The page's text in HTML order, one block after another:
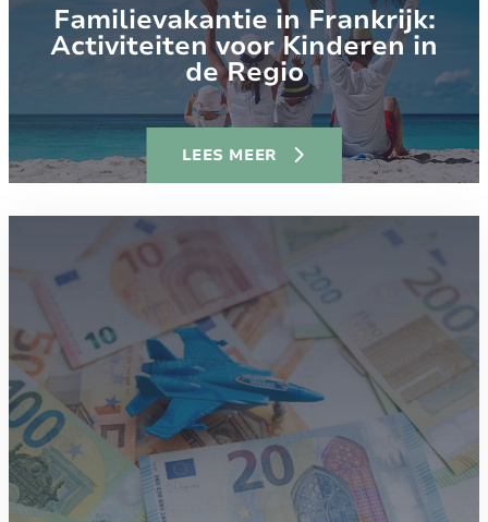
Familievakantie in Frankrijk:
Activiteiten voor Kinderen in
de Regio
LEES MEER